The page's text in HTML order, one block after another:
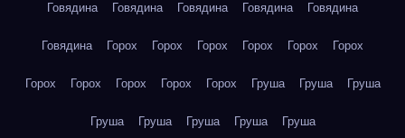
Говядина Говядина Говядина Говядина Говядина
Говядина Горох Горох Горох Горох Горох Горох
Горох Горох Горох Горох Горох Груша Груша Груша
Груша Груша Груша Груша Груша